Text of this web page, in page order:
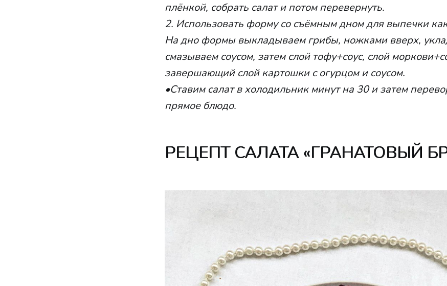
плёнкой, собрать салат и потом перевернуть.
2. Использовать форму со съёмным дном для выпечки
На дно формы выкладываем грибы, ножками вверх,
смазываем соусом, затем слой тофу+соус, слой
завершающий слой картошки с огурцом и соусом.
•Ставим салат в холодильник минут на 30 и затем
прямое блюдо.
РЕЦЕПТ САЛАТА «ГРАНАТОВЫЙ